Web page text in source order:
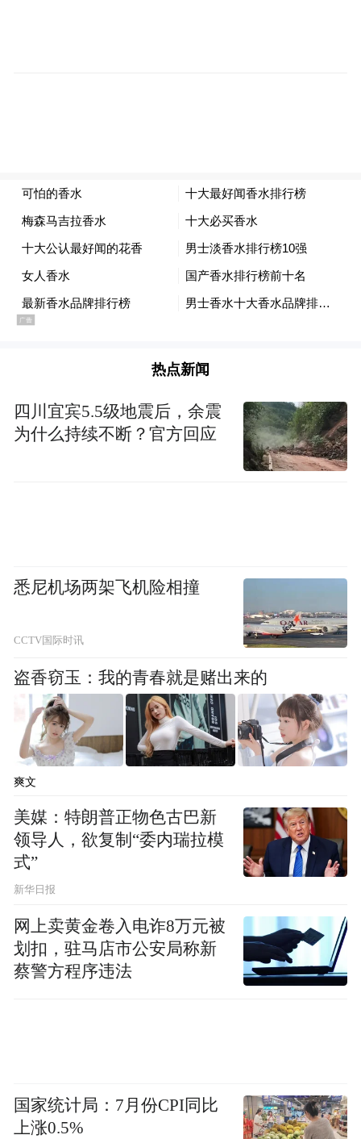
在念楼，宽大的客厅里摆着一张台球案子，
想来是老人平时编书、写书累了，便打上几
杆，舒活筋骨。地板是锃亮的黑色大理石，
墙上挂着沈从文、黄永玉的字。
钟叔河隆鼻、大耳、短平头，他有着长长的
说起话来，他带着浓重的湘音：“气色好对高
血压病人不一定是好事……没有其他的病，
那些年拉板车，当搬运工，身体不好就不行
了”，这些沉重的往事，他总以闲闲的口气说
经历了极为艰苦的求学时代。
一九四九年，十八岁的钟叔河对自己的前途
或地理，从没有想过弄文字，更没有想过会
跟新闻出版打交道。结果，多重叠合的“偶
然”，整个改变了他的生活道路。
热点新闻
四川宜宾5.5级地震后，余震
为什么持续不断？官方回应
悉尼机场两架飞机险相撞
CCTV国际时讯
盗香窃玉：我的青春就是赌出来的
爽文
美媒：特朗普正物色古巴新
领导人，欲复制“委内瑞拉模
式”
新华日报
网上卖黄金卷入电诈8万元被
划扣，驻马店市公安局称新
蔡警方程序违法
国家统计局：7月份CPI同比
上涨0.5%